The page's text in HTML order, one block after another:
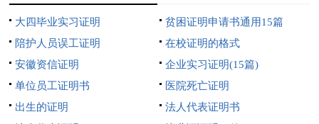
大四毕业实习证明
贫困证明申请书通用15篇
陪护人员误工证明
在校证明的格式
安徽资信证明
企业实习证明(15篇)
单位员工证明书
医院死亡证明
出生的证明
法人代表证明书